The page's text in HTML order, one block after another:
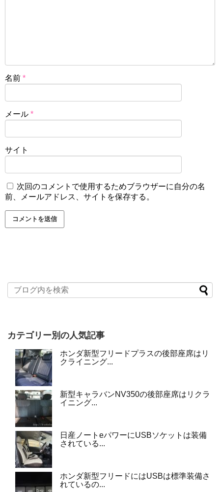
名前 *
メール *
サイト
次回のコメントで使用するためブラウザーに自分の名
前、メールアドレス、サイトを保存する。
カテゴリー別の人気記事
ホンダ新型フリードプラスの後部座席はリ
クライニング...
新型キャラバンNV350の後部座席はリクラ
イニング...
日産ノートeパワーにUSBソケットは装備
されている...
ホンダ新型フリードにはUSBは標準装備さ
れているの...